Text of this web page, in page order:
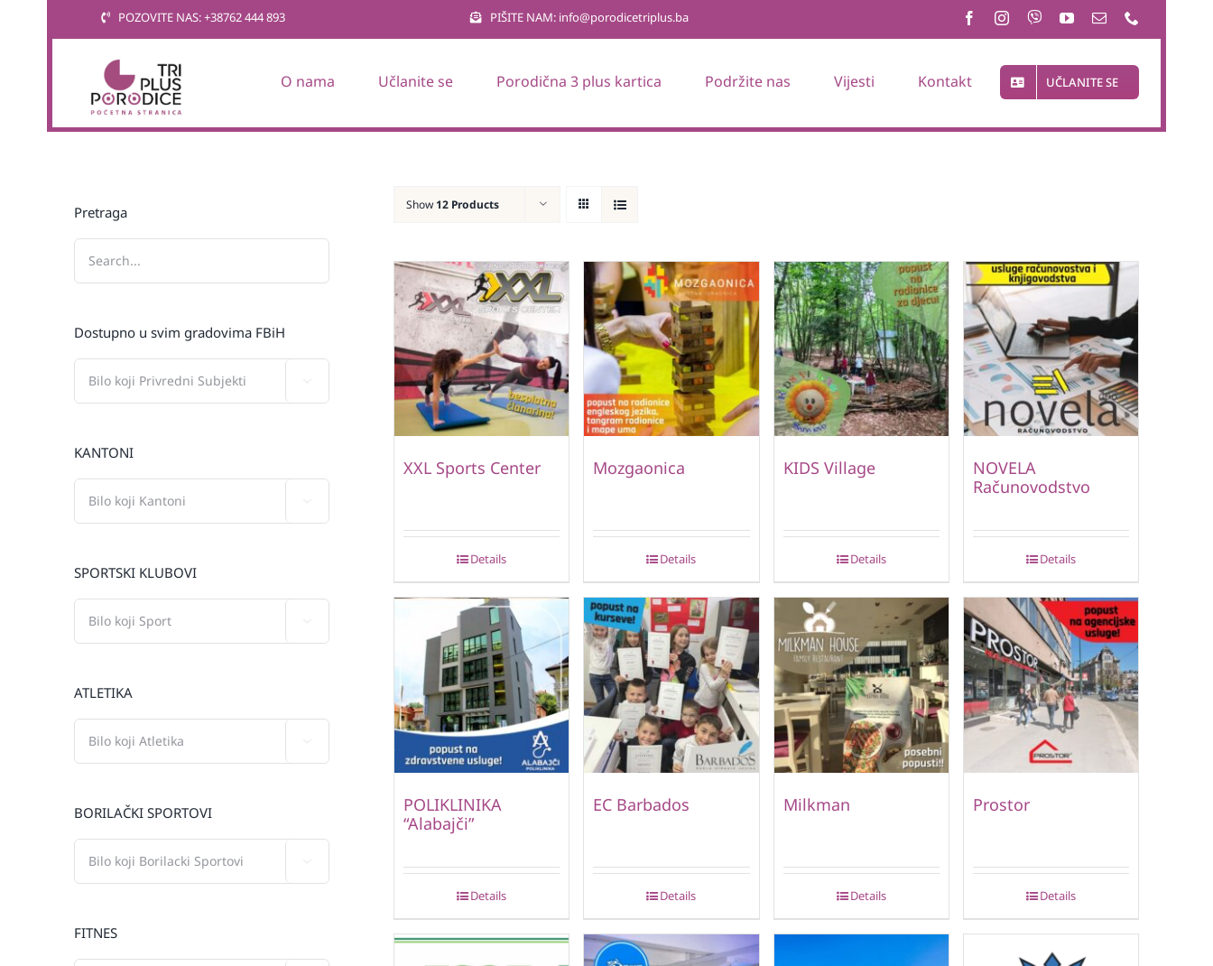
POZOVITE NAS: +38762 444 893 PIŠITE NAM: info@porodicetriplus.ba
O nama Učlanite se Porodična 3 plus kartica Podržite nas Vijesti Kontakt UČLANITE SE
Show 12 Products
XXL Sports Center
Details
Mozgaonica
Details
KIDS Village
Details
NOVELA
Računovodstvo
Details
POLIKLINIKA
“Alabajči”
Details
EC Barbados
Details
Milkman
Details
Prostor
Details
Pretraga
Dostupno u svim gradovima FBiH
KANTONI
SPORTSKI KLUBOVI
ATLETIKA
BORILAČKI SPORTOVI
FITNES